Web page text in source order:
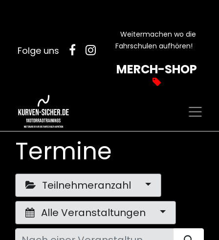
Folge uns
Weitermachen wo die
Fahrschulen aufhören!
MERCH-SHOP
Termine
Teilnehmeranzahl
Alle Veranstaltungen